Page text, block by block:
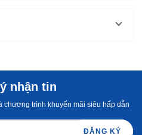
nhận tin
trình khuyến mãi siêu hấp dẫn
ĐĂNG KÝ